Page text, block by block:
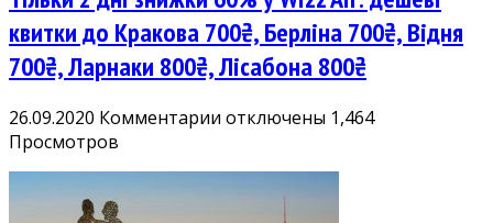
квитки до Кракова 700₴, Берліна 700₴, Відня
700₴, Ларнаки 800₴, Лісабона 800₴
26.09.2020 Комментарии котключены 1,464
Просмотров